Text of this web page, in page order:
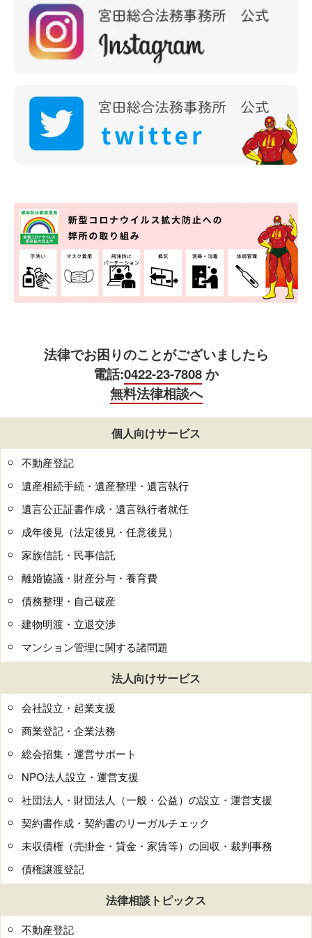
法律でお困りのことがございましたら
電話:0422-23-7808か
無料法律相談へ
個人向けサービス
不動産登記
遺産相続手続・遺産整理・遺言執行
遺言公正証書作成・遺言執行者就任
成年後見（法定後見・任意後見）
家族信託・民事信託
離婚協議・財産分与・養育費
債務整理・自己破産
建物明渡・立退交渉
マンション管理に関する諸問題
法人向けサービス
会社設立・起業支援
商業登記・企業法務
総会招集・運営サポート
NPO法人設立・運営支援
社団法人・財団法人（一般・公益）の設立・運営支援
契約書作成・契約書のリーガルチェック
未収債権（売掛金・貸金・家賃等）の回収・裁判事務
債権譲渡登記
法律相談トピックス
不動産登記